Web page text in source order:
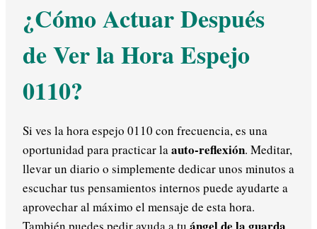
¿Cómo Actuar Después
de Ver la Hora Espejo
0110?
Si ves la hora espejo 0110 con frecuencia, es una
oportunidad para practicar laauto-reflexión. Meditar,
llevar un diario o simplemente dedicar unos minutos a
escuchar tus pensamientos internos puede ayudarte a
aprovechar al máximo el mensaje de esta hora.